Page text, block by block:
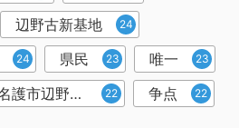
辺野古新基地 24
24 県民 23 唯一 23
名護市辺野古沿岸部 22 争点 22